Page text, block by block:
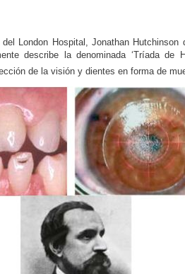
London Hospital, Jonathan Hutchinson
describe la denominada ‘Tríada de
de la visión y dientes en forma de